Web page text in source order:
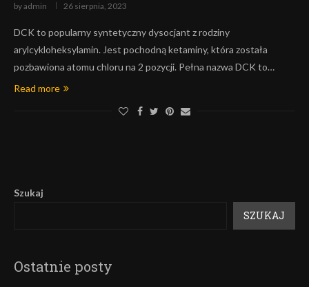
byadmin 26 sierpnia, 2023
DCK to popularny syntetyczny dysocjant z rodziny
arylcykloheksylamin. Jest pochodną ketaminy, która została
pozbawiona atomu chloru na 2 pozycji. Pełna nazwa DCK to…
Read more
Szukaj
SZUKAJ
Ostatnie posty